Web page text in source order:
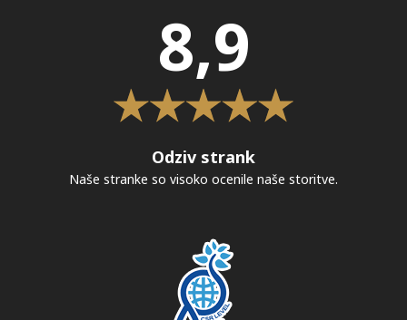
8,9
Odziv strank
Naše stranke so visoko ocenile naše storitve.